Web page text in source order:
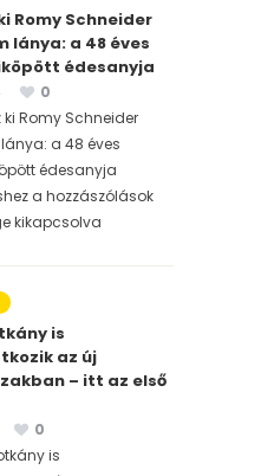
Romy Schneider
lánya: a 48 éves
édesanyja
0
ki Romy Schneider
a 48 éves
édesanyja
a hozzászólások
kikapcsolva
is
az új
– itt az első
0
is